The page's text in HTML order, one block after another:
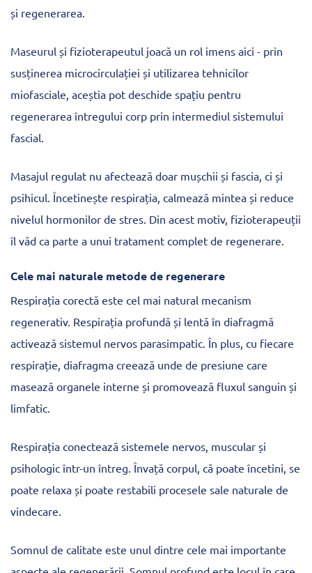
și regenerarea.
Maseurul și fizioterapeutul joacă un rol imens aici - prin
susținerea microcirculației și utilizarea tehnicilor
miofasciale, aceștia pot deschide spațiu pentru
regenerarea întregului corp prin intermediul sistemului
fascial.
Masajul regulat nu afectează doar mușchii și fascia, ci și
psihicul. Încetinește respirația, calmează mintea și reduce
nivelul hormonilor de stres. Din acest motiv, fizioterapeuții
îl văd ca parte a unui tratament complet de regenerare.
Cele mai naturale metode de regenerare
Respirația corectă este cel mai natural mecanism
regenerativ. Respirația profundă și lentă în diafragmă
activează sistemul nervos parasimpatic. În plus, cu fiecare
respirație, diafragma creează unde de presiune care
masează organele interne și promovează fluxul sanguin și
limfatic.
Respirația conectează sistemele nervos, muscular și
psihologic într-un întreg. Învață corpul, că poate încetini, se
poate relaxa și poate restabili procesele sale naturale de
vindecare.
Somnul de calitate este unul dintre cele mai importante